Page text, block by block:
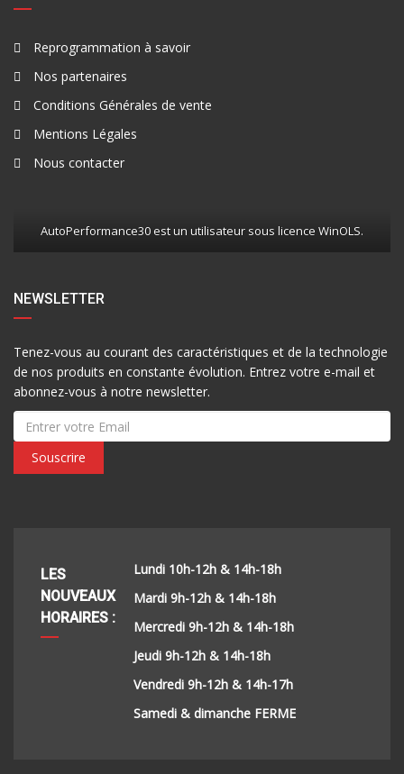
Reprogrammation à savoir
Nos partenaires
Conditions Générales de vente
Mentions Légales
Nous contacter
AutoPerformance30 est un utilisateur sous licence WinOLS.
NEWSLETTER
Tenez-vous au courant des caractéristiques et de la technologie
de nos produits en constante évolution. Entrez votre e-mail et
abonnez-vous à notre newsletter.
Souscrire
LES
NOUVEAUX
HORAIRES :
Lundi 10h-12h & 14h-18h
Mardi 9h-12h & 14h-18h
Mercredi 9h-12h & 14h-18h
Jeudi 9h-12h & 14h-18h
Vendredi 9h-12h & 14h-17h
Samedi & dimanche FERME